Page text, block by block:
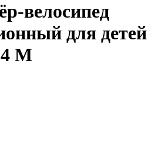
велосипед
для детей
4 М